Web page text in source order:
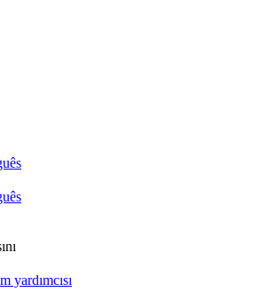
yardımcısı